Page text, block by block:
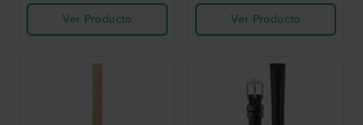
Ver Producto
Ver Producto